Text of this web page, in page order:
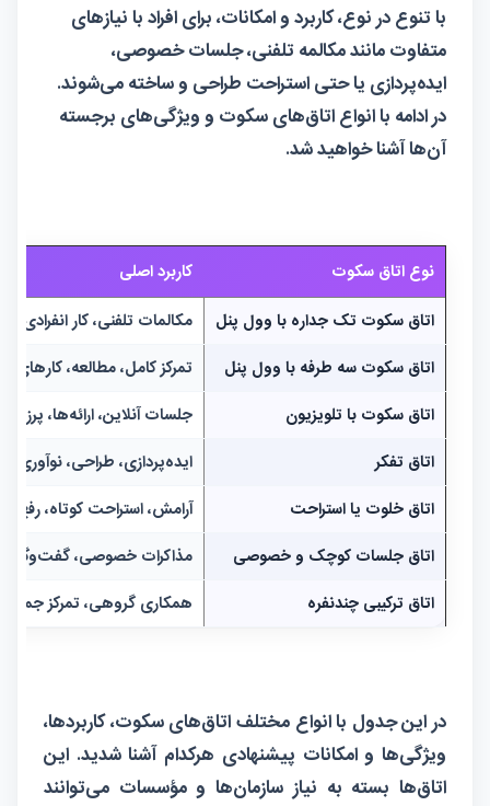
با تنوع در نوع، کاربرد و امکانات، برای افراد با نیازهای
متفاوت مانند مکالمه تلفنی، جلسات خصوصی،
ایده‌پردازی یا حتی استراحت طراحی و ساخته می‌شوند.
در ادامه با انواع اتاق‌های سکوت و ویژگی‌های برجسته
آن‌ها آشنا خواهید شد.
نوع اتاق سکوت کاربرد اصلی
اتاق سکوت تک جداره با وول پنل
مکالمات تلفنی، کار انفرادی
اتاق سکوت سه طرفه با وول پنل
تمرکز کامل، مطالعه، کارهای
اتاق سکوت با تلویزیون
جلسات آنلاین، ارائه‌ها،
اتاق تفکر
ایده‌پردازی، طراحی، نوآوری
اتاق خلوت یا استراحت
آرامش، استراحت کوتاه، رفع
اتاق جلسات کوچک و خصوصی
مذاکرات خصوصی،
اتاق ترکیبی چندنفره
همکاری گروهی، تمرکز
در این جدول با انواع مختلف اتاق‌های سکوت، کاربردها،
ویژگی‌ها و امکانات پیشنهادی هرکدام آشنا شدید. این
اتاق‌ها بسته به نیاز سازمان‌ها و مؤسسات می‌توانند